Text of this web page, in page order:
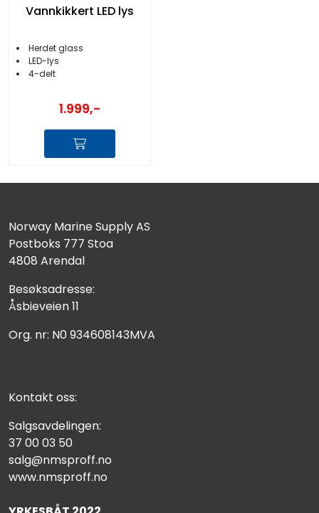
Vannkikkert LED lys
Herdet glass
LED-lys
4-delt
1.999,-
Norway Marine Supply AS
Postboks 777 Stoa
4808 Arendal
Besøksadresse:
Åsbieveien 11
Org. nr: N0 934608143MVA
Kontakt oss:
Salgsavdelingen:
37 00 03 50
salg@nmsproff.no
www.nmsproff.no